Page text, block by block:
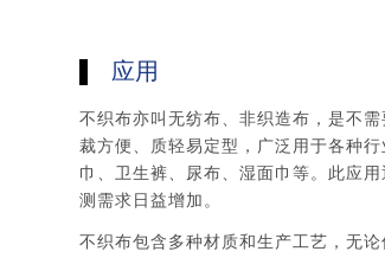
应用
不织布亦叫无纺布、非织造布，是不
裁方便、质轻易定型，广泛用于各种
巾、卫生裤、尿布、湿面巾等。此应
测需求日益增加。
不织布包含多种材质和生产工艺，无